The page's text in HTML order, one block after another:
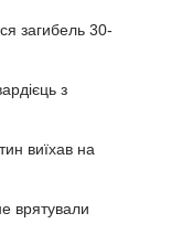
загибель 30-
з
виїхав на
врятували